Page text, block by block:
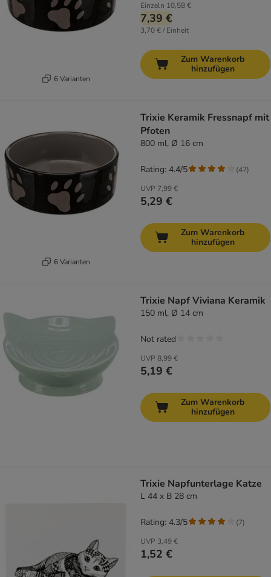
6 Varianten
Einzeln 10,58 €
7,39 €
3,70 € / Einheit
Zum Warenkorb
hinzufügen
6 Varianten
Trixie Keramik Fressnapf mit
Pfoten
800 ml, Ø 16 cm
UVP 7,99 €
5,29 €
Rating: 4.4/5 (47)
Zum Warenkorb
hinzufügen
Trixie Napf Viviana Keramik
150 ml, Ø 14 cm
UVP 8,99 €
5,19 €
Not rated
Zum Warenkorb
hinzufügen
Trixie Napfunterlage Katze
L 44 x B 28 cm
UVP 3,49 €
1,52 €
Rating: 4.3/5 (7)